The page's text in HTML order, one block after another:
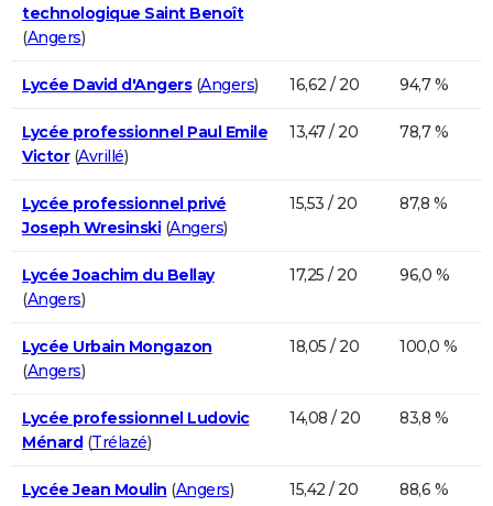
technologique Saint Benoît
(Angers)
Lycée David d'Angers(Angers) 16,62 / 20 94,7 %
Lycée professionnel Paul Emile
Victor(Avrillé)
13,47 / 20 78,7 %
Lycée professionnel privé
Joseph Wresinski(Angers)
15,53 / 20 87,8 %
Lycée Joachim du Bellay
(Angers)
17,25 / 20 96,0 %
Lycée Urbain Mongazon
(Angers)
18,05 / 20 100,0 %
Lycée professionnel Ludovic
Ménard(Trélazé)
14,08 / 20 83,8 %
Lycée Jean Moulin (Angers) 15,42 / 20 88,6 %